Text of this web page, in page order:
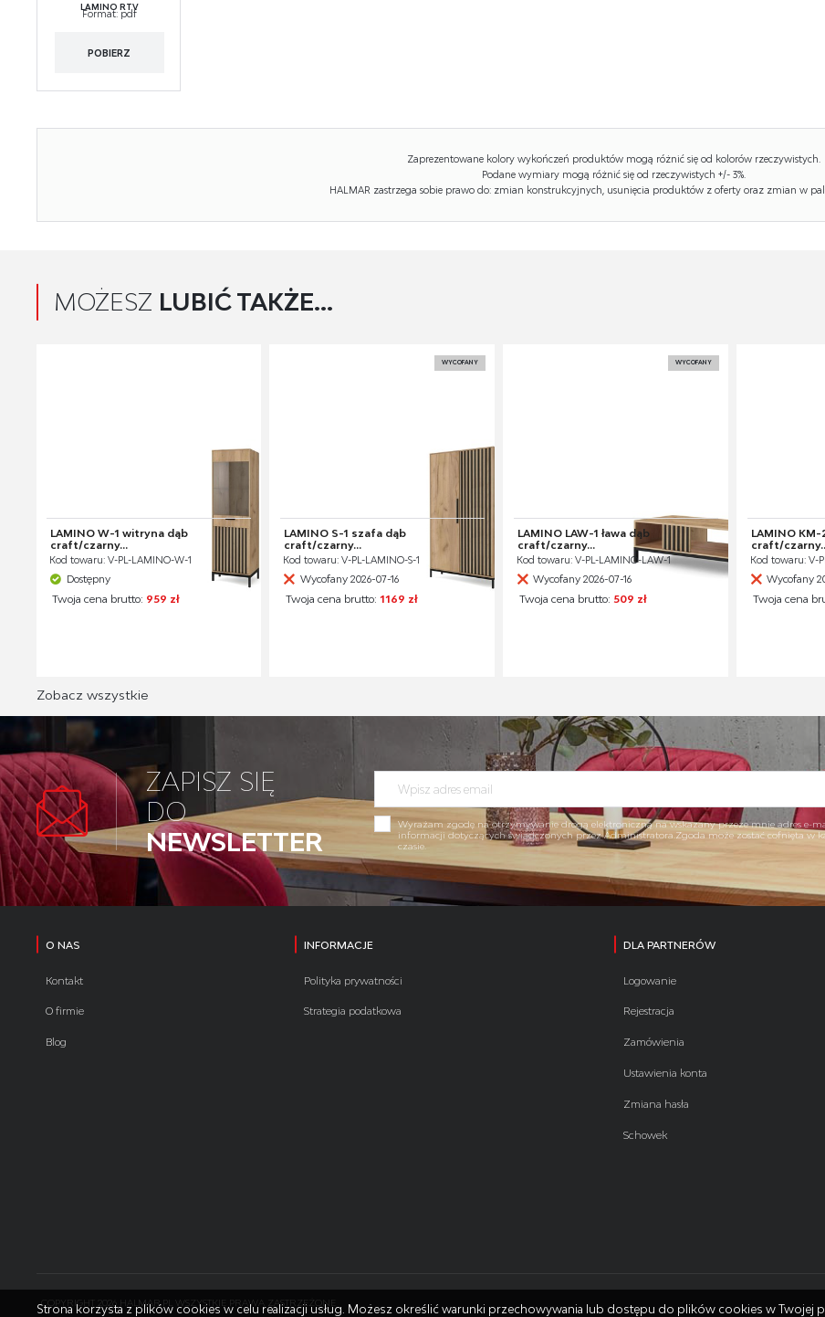
LAMINO RTV
Format:pdf
POBIERZ
Zaprezentowane kolory wykończeń produktów mogą różnić się od kolorów rzeczywistych.
Podane wymiary mogą różnić się od rzeczywistych +/- 3%.
HALMAR zastrzega sobie prawo do: zmian konstrukcyjnych, usunięcia produktów z oferty oraz zmian w
MOŻESZ LUBIĆ TAKŻE...
LAMINO W-1 witryna dąb
craft/czarny...
Kod towaru: V-PL-LAMINO-W-1
Dostępny
Twoja cena brutto: 959 zł
WYCOFANY
LAMINO S-1 szafa dąb
craft/czarny...
Kod towaru: V-PL-LAMINO-S-1
Wycofany 2026-07-16
Twoja cena brutto:1169 zł
WYCOFANY
LAMINO LAW-1 ława dąb
craft/czarny...
Kod towaru: V-PL-LAMINO-LAW-1
Wycofany 2026-07-16
Twoja cena brutto: 509 zł
LAMINO
craft/
Kod towaru: V-
Wycofany
Twoja cena
Zobacz wszystkie
ZAPISZ SIĘ
DO
NEWSLETTER
Wyrażam zgodę na otrzymywanie drogą elektroniczną na wskazany przeze mnie adres e-
informacji dotyczących świadczonych przez Administratora.Zgoda może zostać cofnięta w
czasie.
O NAS
Kontakt
O firmie
Blog
INFORMACJE
Polityka prywatności
Strategia podatkowa
DLA PARTNERÓW
Logowanie
Rejestracja
Zamówienia
Ustawienia konta
Zmiana hasła
Schowek
COPYRIGHT 2026 HALMAR.PL WSZYSTKIE PRAWA ZASTRZEŻONE
Strona korzysta z plików cookies w celu realizacji usług. Możesz określić warunki przechowywania lub dostępu do plików cookies w Twojej